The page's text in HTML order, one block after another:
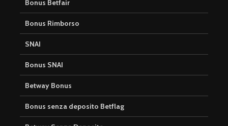
Bonus Betfair
Bonus Rimborso
SNAI
Bonus SNAI
Betway Bonus
Bonus senza deposito Betflag